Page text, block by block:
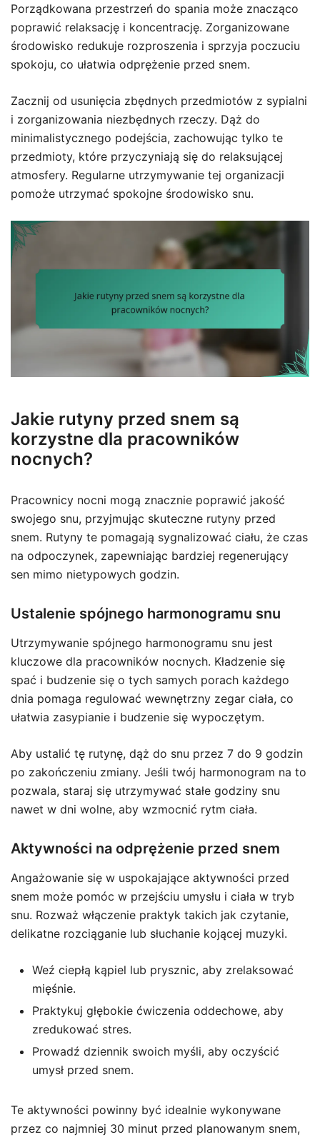
Porządkowana przestrzeń do spania może znacząco
poprawić relaksację i koncentrację. Zorganizowane
środowisko redukuje rozproszenia i sprzyja poczuciu
spokoju, co ułatwia odprężenie przed snem.
Zacznij od usunięcia zbędnych przedmiotów z sypialni
i zorganizowania niezbędnych rzeczy. Dąż do
minimalistycznego podejścia, zachowując tylko te
przedmioty, które przyczyniają się do relaksującej
atmosfery. Regularne utrzymywanie tej organizacji
pomoże utrzymać spokojne środowisko snu.
Jakie rutyny przed snem są
korzystne dla pracowników
nocnych?
Pracownicy nocni mogą znacznie poprawić jakość
swojego snu, przyjmując skuteczne rutyny przed
snem. Rutyny te pomagają sygnalizować ciału, że czas
na odpoczynek, zapewniając bardziej regenerujący
sen mimo nietypowych godzin.
Ustalenie spójnego harmonogramu snu
Utrzymywanie spójnego harmonogramu snu jest
kluczowe dla pracowników nocnych. Kładzenie się
spać i budzenie się o tych samych porach każdego
dnia pomaga regulować wewnętrzny zegar ciała, co
ułatwia zasypianie i budzenie się wypoczętym.
Aby ustalić tę rutynę, dąż do snu przez 7 do 9 godzin
po zakończeniu zmiany. Jeśli twój harmonogram na to
pozwala, staraj się utrzymywać stałe godziny snu
nawet w dni wolne, aby wzmocnić rytm ciała.
Aktywności na odprężenie przed snem
Angażowanie się w uspokajające aktywności przed
snem może pomóc w przejściu umysłu i ciała w tryb
snu. Rozważ włączenie praktyk takich jak czytanie,
delikatne rozciąganie lub słuchanie kojącej muzyki.
Weź ciepłą kąpiel lub prysznic, aby zrelaksować
mięśnie.
Praktykuj głębokie ćwiczenia oddechowe, aby
zredukować stres.
Prowadź dziennik swoich myśli, aby oczyścić
umysł przed snem.
Te aktywności powinny być idealnie wykonywane
przez co najmniej 30 minut przed planowanym snem,